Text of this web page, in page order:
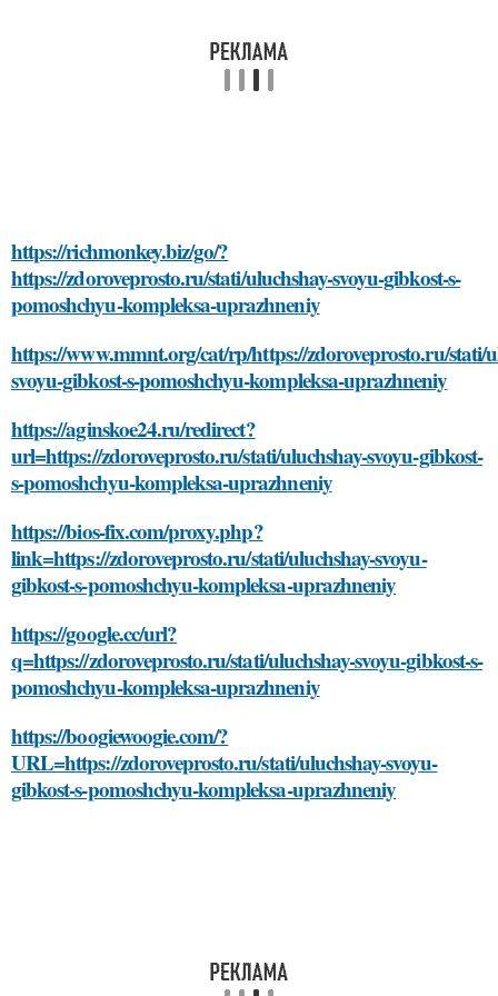
https://richmonkey.biz/go/?
https://zdoroveprosto.ru/stati/uluchshay-svoyu-gibkost-s-
pomoshchyu-kompleksa-uprazhneniy
https://www.mmnt.org/cat/rp/https://zdoroveprosto.ru/stati/
svoyu-gibkost-s-pomoshchyu-kompleksa-uprazhneniy
https://aginskoe24.ru/redirect?
url=https://zdoroveprosto.ru/stati/uluchshay-svoyu-gibkost-
s-pomoshchyu-kompleksa-uprazhneniy
https://bios-fix.com/proxy.php?
link=https://zdoroveprosto.ru/stati/uluchshay-svoyu-
gibkost-s-pomoshchyu-kompleksa-uprazhneniy
https://google.cc/url?
q=https://zdoroveprosto.ru/stati/uluchshay-svoyu-gibkost-s-
pomoshchyu-kompleksa-uprazhneniy
https://boogiewoogie.com/?
URL=https://zdoroveprosto.ru/stati/uluchshay-svoyu-
gibkost-s-pomoshchyu-kompleksa-uprazhneniy